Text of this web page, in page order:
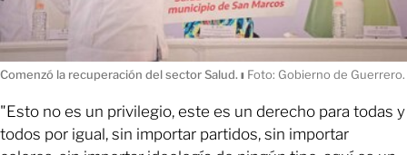
Comenzó la recuperación del sector Salud. ı Foto: Gobierno de Guerrero.
"Esto no es un privilegio, este es un derecho para todas y
todos por igual, sin importar partidos, sin importar